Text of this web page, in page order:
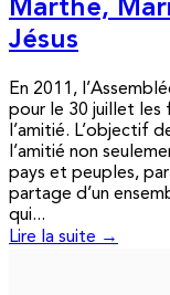
Marthe,
Jésus
En 2011,
pour le 30 juillet les
l’amitié. L’objectif
l’amitié non
pays et peuples,
partage d’un
qui...
Lire la suite →